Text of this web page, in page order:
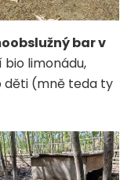
bar v
limonádu,
děti (mně teda ty